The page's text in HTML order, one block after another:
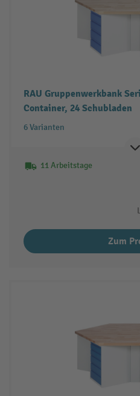
RAU Gruppenwerkbank
Container, 24 Schubladen
6 Varianten
11 Arbeitstage
Zum